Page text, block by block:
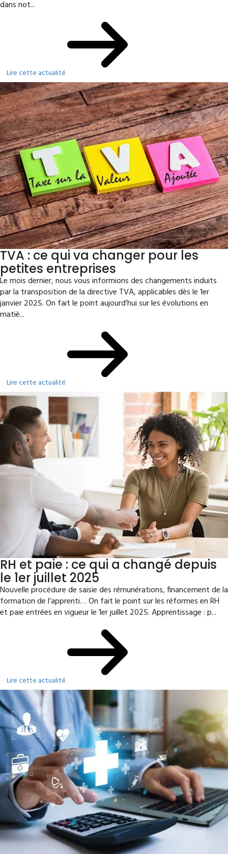
dans not...
Lire cette actualité
TVA : ce qui va changer pour les
petites entreprises
Le mois dernier, nous vous informions des changements induits
par la transposition de la directive TVA, applicables dès le 1er
janvier 2025. On fait le point aujourd’hui sur les évolutions en
matiè...
Lire cette actualité
RH et paie : ce qui a changé depuis
le 1er juillet 2025
Nouvelle procédure de saisie des rémunérations, financement de la
formation de l’apprenti… On fait le point sur les réformes en RH
et paie entrées en vigueur le 1er juillet 2025. Apprentissage : p...
Lire cette actualité